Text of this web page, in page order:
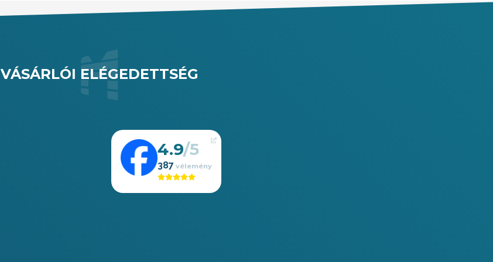
VÁSÁRLÓI ELÉGEDETTSÉG
4.9
387